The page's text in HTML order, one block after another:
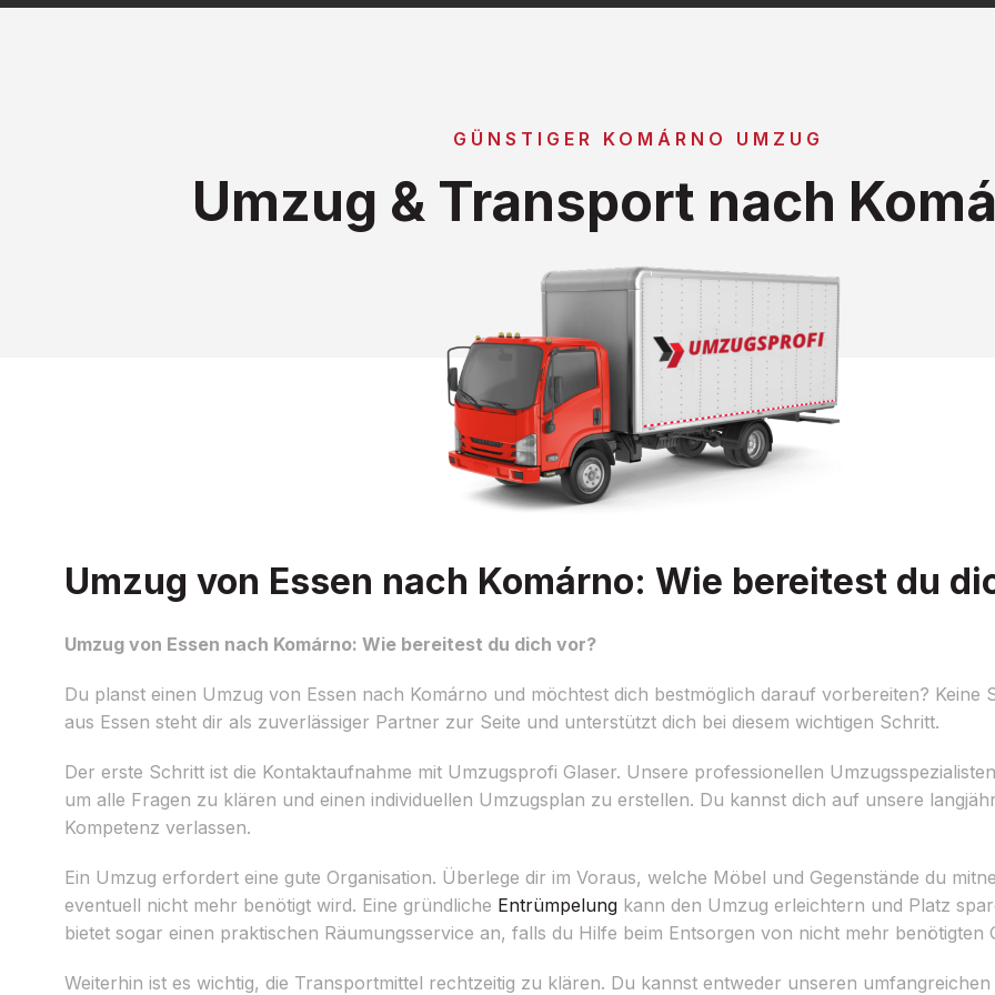
GÜNSTIGER KOMÁRNO UMZUG
Umzug & Transport nach
Umzug von Essen nach Komárno: Wie bereitest du
Umzug von Essen nach Komárno: Wie bereitest du dich vor?
Du planst einen Umzug von Essen nach Komárno und möchtest dich bestmöglich darauf vorbereiten? Keine
aus Essen steht dir als zuverlässiger Partner zur Seite und unterstützt dich bei diesem wichtigen Schritt.
Der erste Schritt ist die Kontaktaufnahme mit Umzugsprofi Glaser. Unsere professionellen
um alle Fragen zu klären und einen individuellen Umzugsplan zu erstellen. Du kannst dich auf unsere
Kompetenz verlassen.
Ein Umzug erfordert eine gute Organisation. Überlege dir im Voraus, welche Möbel und Gegenstände du
eventuell nicht mehr benötigt wird. Eine gründliche Entrümpelung kann den Umzug erleichtern und Platz
bietet sogar einen praktischen Räumungsservice an, falls du Hilfe beim Entsorgen von nicht mehr benötigten
Weiterhin ist es wichtig, die Transportmittel rechtzeitig zu klären. Du kannst entweder unseren